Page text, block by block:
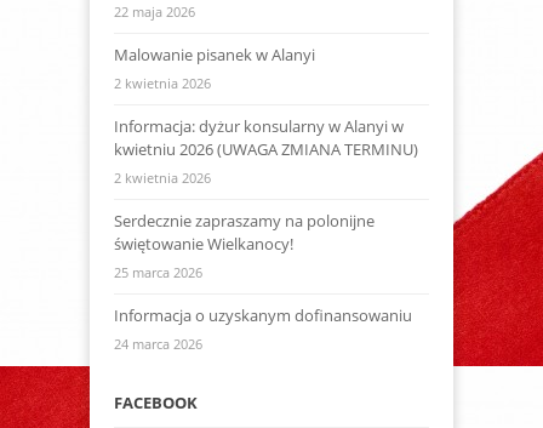
22 maja 2026
Malowanie pisanek w Alanyi
2 kwietnia 2026
Informacja: dyżur konsularny w Alanyi w
kwietniu 2026 (UWAGA ZMIANA TERMINU)
2 kwietnia 2026
Serdecznie zapraszamy na polonijne
świętowanie Wielkanocy!
25 marca 2026
Informacja o uzyskanym dofinansowaniu
24 marca 2026
FACEBOOK